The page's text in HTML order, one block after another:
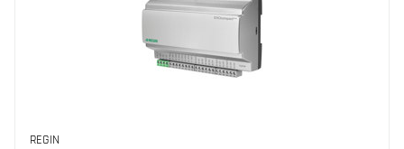
REGIN